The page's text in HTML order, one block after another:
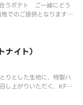
うポテト ご一緒にどう
のご提供となります。
イト）
りとした生地に、特製ハ
し上がりいただく、KFC